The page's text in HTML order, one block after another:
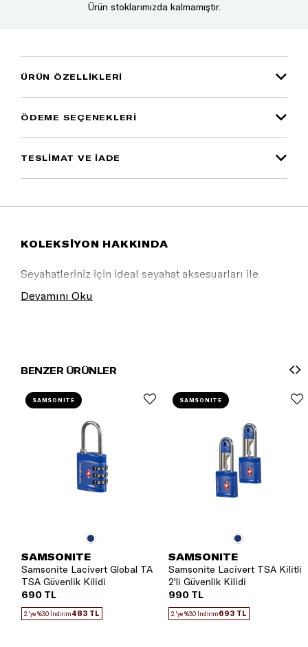
Ürün stoklarımızda kalmamıştır.
ÜRÜN ÖZELLIKLERI
ÖDEME SEÇENEKLERI
TESLİMAT VE İADE
KOLEKSİYON HAKKINDA
Seyahatleriniz için ideal seyahat aksesuarları ile
tarzınızı yansıtın.
Devamını Oku
BENZER ÜRÜNLER
SAMSONITE
Samsonite Lacivert Global TA
TSA Güvenlik Kilidi
690 TL
2.'ye %30 İndirim483 TL
SAMSONITE
SAMSONITE
Samsonite Lacivert TSA Kilitli
2'li Güvenlik Kilidi
990 TL
2.'ye %30 İndirim693 TL
SAMSONITE